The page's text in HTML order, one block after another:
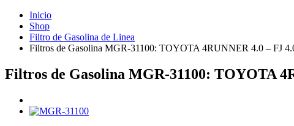
Inicio
Shop
Filtro de Gasolina de Linea
Filtros de Gasolina MGR-31100: TOYOTA 4RUNNER 4.0 – FJ
Filtros de Gasolina MGR-31100: TOYOTA